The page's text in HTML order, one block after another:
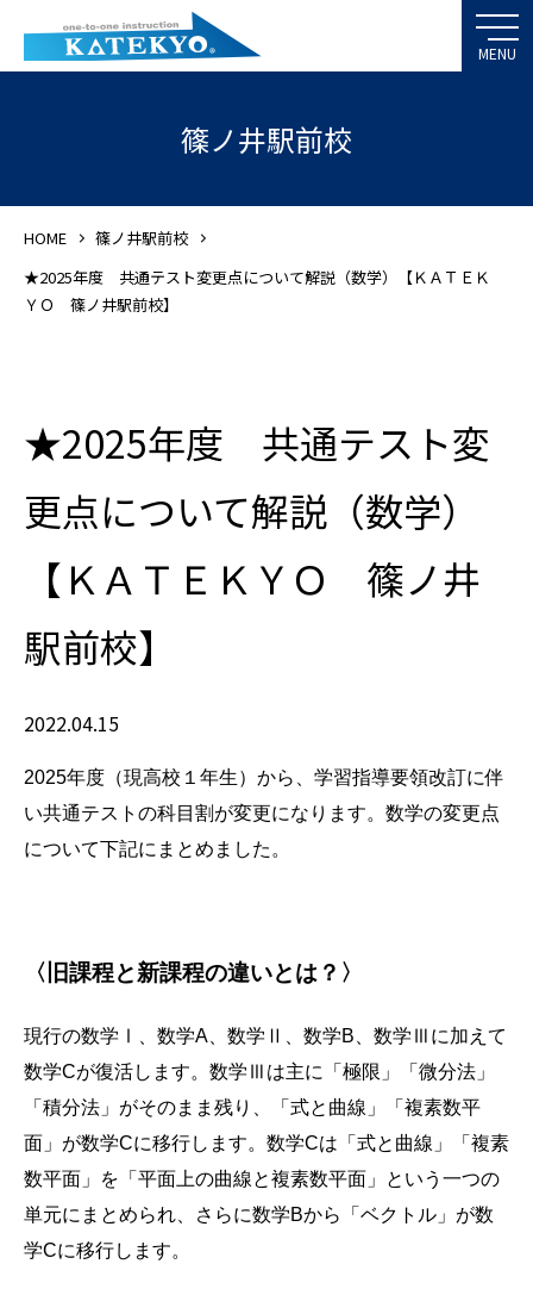
篠ノ井駅前校
HOME
篠ノ井駅前校
★2025年度 共通テスト変更点について解説（数学）【ＫＡＴＥＫ
ＹＯ 篠ノ井駅前校】
★2025年度 共通テスト変
更点について解説（数学）
【ＫＡＴＥＫＹＯ 篠ノ井
駅前校】
2022.04.15
2025年度（現高校１年生）から、学習指導要領改訂に伴
い共通テストの科目割が変更になります。数学の変更点
について下記にまとめました。
〈旧課程と新課程の違いとは？〉
現行の数学Ⅰ、数学A、数学Ⅱ、数学B、数学Ⅲに加えて
数学Cが復活します。数学Ⅲは主に「極限」「微分法」
「積分法」がそのまま残り、「式と曲線」「複素数平
面」が数学Cに移行します。数学Cは「式と曲線」「複素
数平面」を「平面上の曲線と複素数平面」という一つの
単元にまとめられ、さらに数学Bから「ベクトル」が数
学Cに移行します。